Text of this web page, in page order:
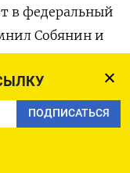
ПОДПИСАТЬСЯ
в федеральный
Собянин и
по мере
—
с